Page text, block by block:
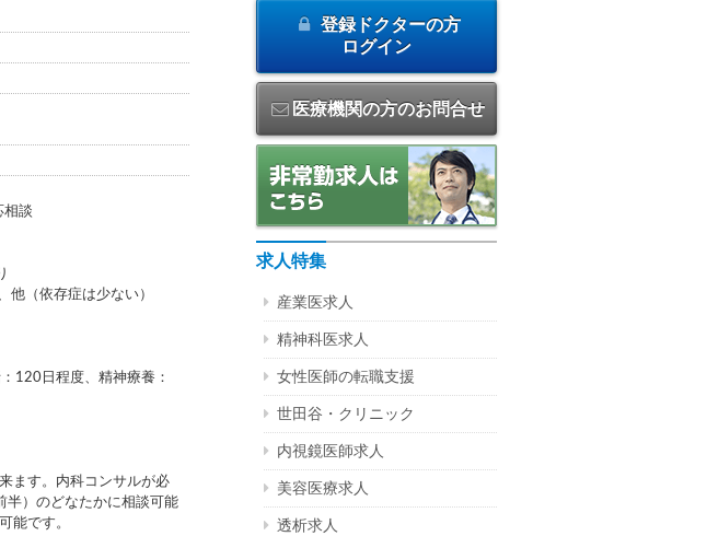
相談
（依存症は少ない）
120日程度、精神療養：
ます。内科コンサルが必
半）のどなたかに相談可能
能です。
登録ドクターの方
ログイン
医療機関の方のお問合せ
求人特集
産業医求人
精神科医求人
女性医師の転職支援
世田谷・クリニック
内視鏡医師求人
美容医療求人
透析求人